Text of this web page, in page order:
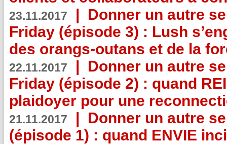
23.11.2017 | Donner un autre
Friday (épisode 3) : Lush
des orangs-outans et de la
22.11.2017 | Donner un autre
Friday (épisode 2) : quand
plaidoyer pour une
21.11.2017 | Donner un autre
(épisode 1) : quand ENVIE